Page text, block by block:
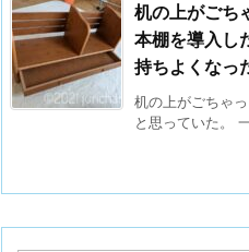
机の上がごち
本棚を導入し
持ちよくなっ
机の上がごちゃ
と思っていた。